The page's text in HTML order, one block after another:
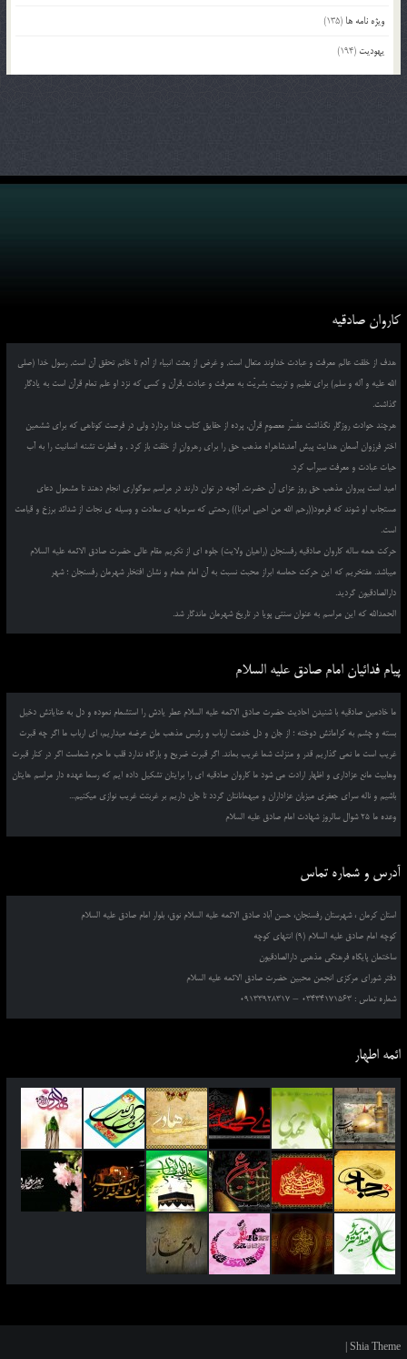
ویژه نامه ها (135)
یهودیت (194)
کاروان صادقیه
هدف از خلقت عالم معرفت و عبادت خداوند متعال است, و غرض از بعثت انبیاء از آدم تا خاتم تحقق آن است, رسول خدا (صلی
الله علیه و آله و سلم) برای تعلیم و تربیت بشریّت به معرفت و عبادت ,قرآن و کسی که نزد او علم تمام قرآن است به یادگار
گذاشت.
هرچند حوادث روزگار نگذاشت مفسّر معصومِ قرآن, پرده از حقایق کتاب خدا بردارد ولی در فرصت کوتاهی که برای ششمین
اختر فرزوان آسمان هدایت پیش آمد,شاهراه مذهب حق را برای رهروانِ از خلقت باز کرد , و فطرت تشنه انسانیت را به آب
حیات عبادت و معرفت سیرآب کرد.
امید است پیروان مذهب حق روز عزای آن حضرت, آنچه در توان دارند در مراسم سوگواری انجام دهند تا مشمول دعای
مستجاب او شوند که فرمود((رحم الله من احیی امرنا)) رحمتی که سرمایه ی سعادت و وسیله ی نجات از شدائد برزخ و قیامت
است.
حرکت همه ساله کاروان صادقیه رفسنجان (راهیان ولایت) جلوه ای از تکریم مقام عالی حضرت صادق الائمه علیه السلام
میباشد. مفتخریم که این حرکت حماسه ابراز محبت نسبت به آن امام همام و نشان افتخار شهرمان رفسنجان ؛ شهر
دارالصادقیون گردید.
الحمدالله که این مراسم به عنوان سنتی پویا در تاریخ شهرمان ماندگار شد.
پیام فدائیان امام صادق علیه السلام
ما خادمین صادقیه با شنیدن احادیث حضرت صادق الائمه علیه السلام عطر یادش را استشمام نموده و دل به عنایاتش دخیل
بسته و چشم به کراماتش دوخته ؛ از جان و دل خدمت ارباب و رئیس مذهب مان عرضه میداریم، ای ارباب ما اگر چه قبرت
غریب است ما نمی گذاریم قدر و منزلت شما غریب بماند. اگر قبرت ضریح و بارگاه ندارد قلب ما حرم شماست اگر در کنار قبرت
وهابیت مانع عزاداری و اظهار ارادت می شود ما کاروان صادقیه ای را برایتان تشکیل داده ایم که رسما عهده دار مراسم هایتان
باشیم و ناله سرای جعفری میزبان عزاداران و میهمانانتان گردد تا جان داریم بر غربتت غریب نوازی میکنیم...
وعده ما 25 شوال سالروز شهادت امام صادق علیه السلام
آدرس و شماره تماس
استان کرمان ، شهرستان رفسنجان، حسن آباد صادق الائمه علیه السلام نوق، بلوار امام صادق علیه السلام
کوچه امام صادق علیه السلام (9) انتهای کوچه
ساختمان پایگاه فرهنگی مذهبی دارالصادقیون
دفتر شورای مرکزی انجمن محبین حضرت صادق الائمه علیه السلام
شماره تماس : 03434171563 – 09133928317
ائمه اطهار
Shia Theme
|